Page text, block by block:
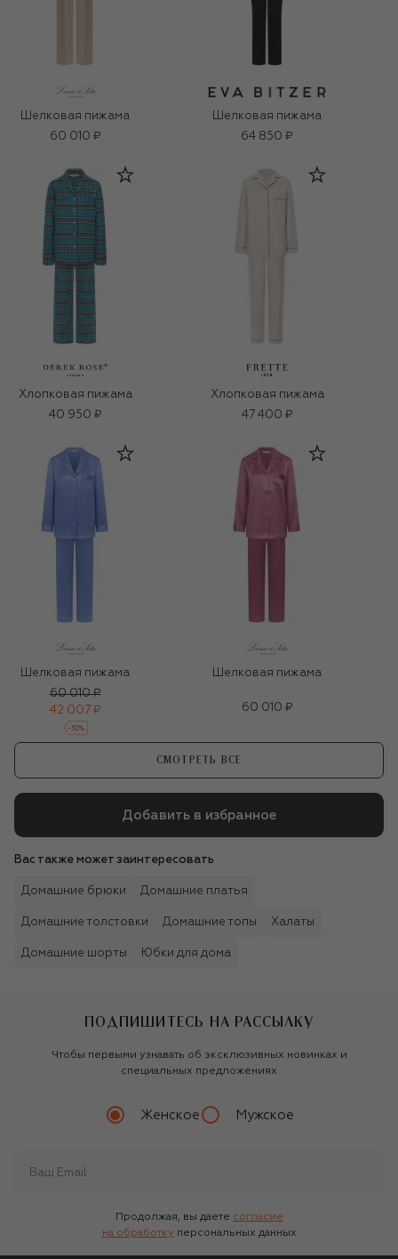
Шелковая пижама
60 010 ₽
Шелковая пижама
64 850 ₽
Хлопковая пижама
40 950 ₽
Хлопковая пижама
47 400 ₽
Шелковая пижама
60 010 ₽
42 007 ₽
-30%
Шелковая пижама
60 010 ₽
СМОТРЕТЬ ВСЕ
Добавить в избранное
Вас также может заинтересовать
Домашние брюки Домашние платья
Домашние толстовки Домашние топы Халаты
Домашние шорты Юбки для дома
ПОДПИШИТЕСЬ НА РАССЫЛКУ
Чтобы первыми узнавать об эксклюзивных новинках и
специальных предложениях
Женское Мужское
Продолжая, вы даете согласие
на обработку персональных данных